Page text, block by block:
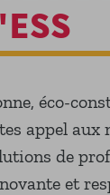
éco-
appel aux
de
et